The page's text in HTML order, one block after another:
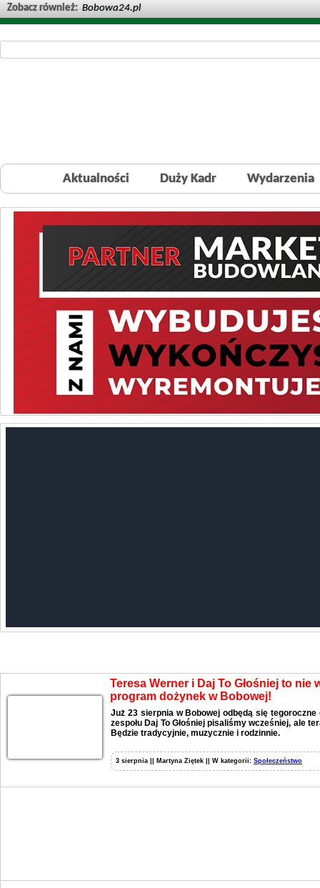
Zobacz również: Bobowa24.pl
Aktualności Duży Kadr Wydarzenia
Teresa Werner i Daj To Głośniej to nie
program dożynek w Bobowej!
Już 23 sierpnia w Bobowej odbędą się
zespołu Daj To Głośniej pisaliśmy wcześniej, ale
Będzie tradycyjnie, muzycznie i rodzinnie.
3 sierpnia || Martyna Ziętek || W kategorii: Społeczeństwo